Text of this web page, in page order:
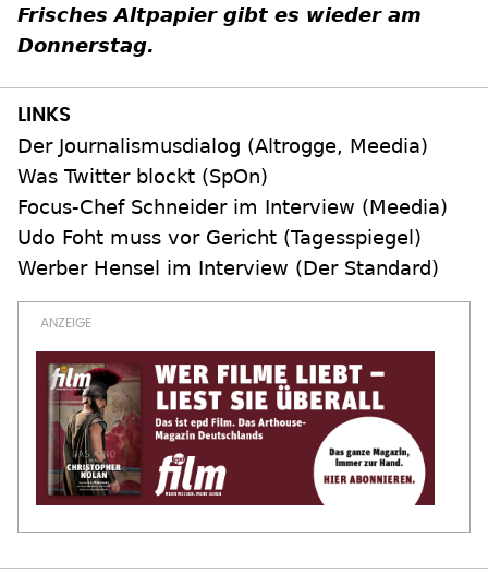
Frisches Altpapier gibt es wieder am
Donnerstag.
Der Journalismusdialog (Altrogge, Meedia)
Was Twitter blockt (SpOn)
Focus-Chef Schneider im Interview (Meedia)
Udo Foht muss vor Gericht (Tagesspiegel)
Werber Hensel im Interview (Der Standard)